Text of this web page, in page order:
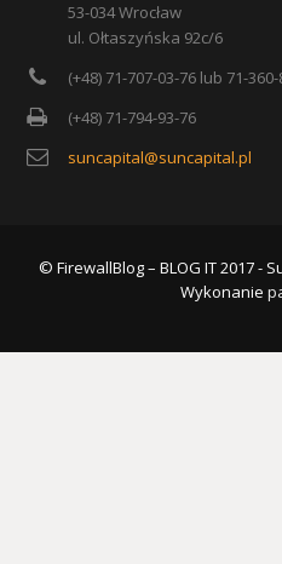
53-034 Wrocław
ul. Ołtaszyńska 92c/6
(+48) 71-707-03-76 lub 71-
(+48) 71-794-93-76
suncapital@suncapital.pl
© FirewallBlog – BLOG IT 2017 -
Wykonanie